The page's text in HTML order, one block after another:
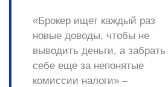
«Брокер ищет каждый раз
новые доводы, чтобы не
выводить деньги, а забрать
себе еще за непонятые
комиссии налоги» –